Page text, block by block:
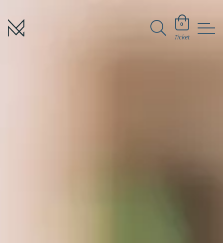
0
Ticket